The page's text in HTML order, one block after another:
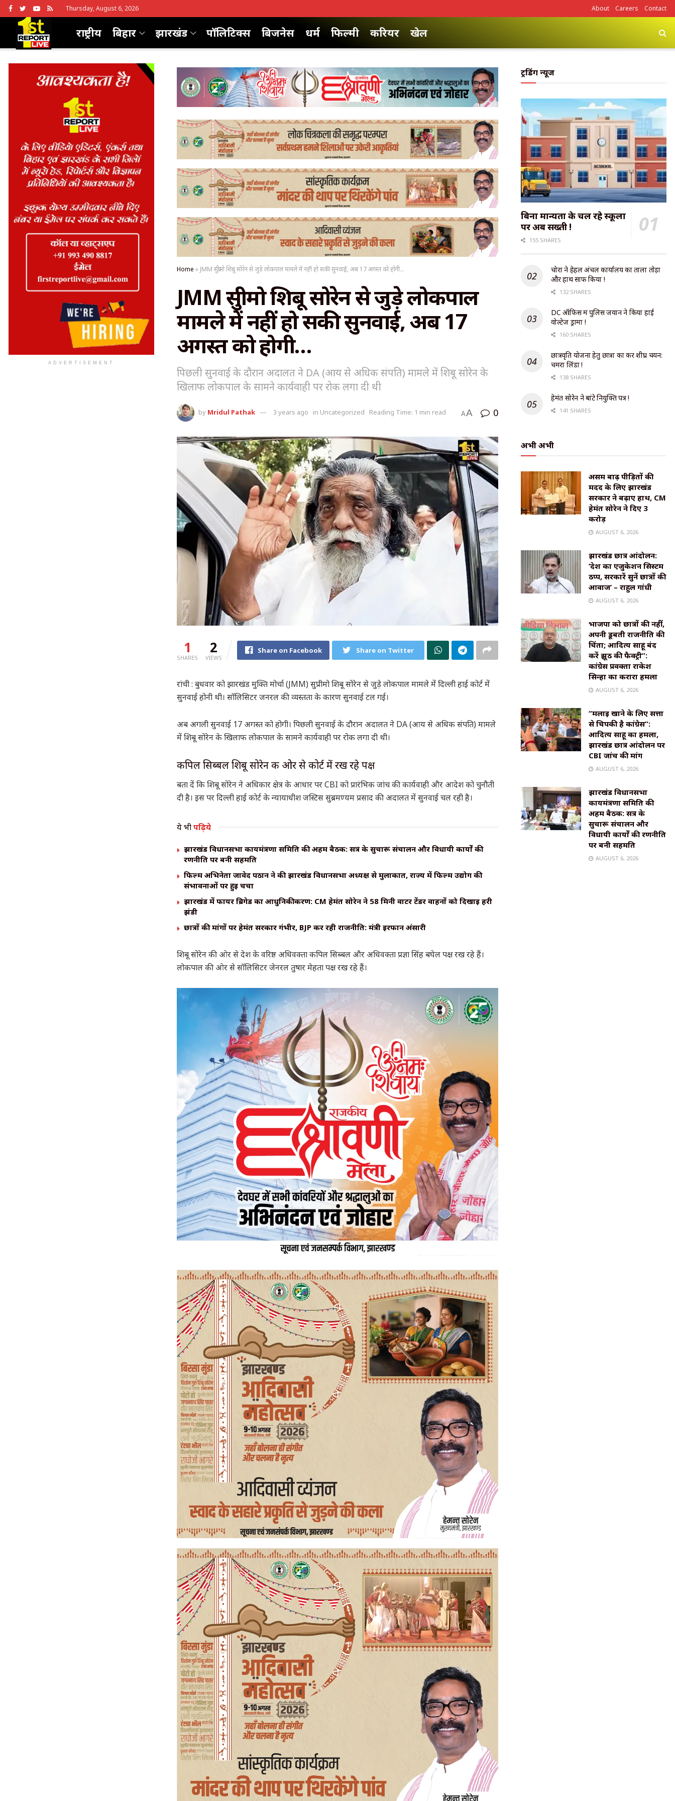
Thursday, August 6, 2026 About Careers Contact
राष्ट्रीय बिहार झारखंड पॉलिटिक्स बिजनेस धर्म फिल्मी करियर खेल
Home » JMM सुप्रीमो शिबू सोरेन से जुड़े लोकपाल मामले में नहीं हो सकी सुनवाई, अब 17 अगस्त को होगी…
JMM सुप्रीमो शिबू सोरेन से जुड़े लोकपाल
मामले में नहीं हो सकी सुनवाई, अब 17
अगस्त को होगी…
पिछली सुनवाई के दौरान अदालत ने DA (आय से अधिक संपति) मामले में शिबू सोरेन के
खिलाफ लोकपाल के सामने कार्यवाही पर रोक लगा दी थी
by Mridul Pathak 3 years ago in Uncategorized Reading Time: 1 min read AA 0
1
SHARES
2
VIEWS
Share on Facebook Share on Twitter
रांची : बुधवार को झारखंड मुक्ति मोर्चा (JMM) सुप्रीमो शिबू सोरेन से जुड़े लोकपाल मामले में दिल्ली हाई कोर्ट में
सुनवाई होनी थी। सॉलिसिटर जनरल की व्यस्तता के कारण सुनवाई टल गई।
अब अगली सुनवाई 17 अगस्त को होगी। पिछली सुनवाई के दौरान अदालत ने DA (आय से अधिक संपति) मामले
में शिबू सोरेन के खिलाफ लोकपाल के सामने कार्यवाही पर रोक लगा दी थी।
कपिल सिब्बल शिबू सोरेन की ओर से कोर्ट में रख रहे पक्ष
बता दें कि शिबू सोरेन ने अधिकार क्षेत्र के आधार पर CBI को प्रारंभिक जांच की कार्यवाही और आदेश को चुनौती
दी है। इस पर दिल्ली हाई कोर्ट के न्यायाधीश जस्टिस सुब्रमण्यम प्रसाद की अदालत में सुनवाई चल रही है।
ये भीपढ़िये
झारखंड विधानसभा कार्यमंत्रणा समिति की अहम बैठक: सत्र के सुचारू संचालन और विधायी कार्यों की
रणनीति पर बनी सहमति
फिल्म अभिनेता जावेद पठान ने की झारखंड विधानसभा अध्यक्ष से मुलाकात, राज्य में फिल्म उद्योग की
संभावनाओं पर हुई चर्चा
झारखंड में फायर ब्रिगेड का आधुनिकीकरण: CM हेमंत सोरेन ने 58 मिनी वाटर टेंडर वाहनों को दिखाई हरी
झंडी
छात्रों की मांगों पर हेमंत सरकार गंभीर, BJP कर रही राजनीति: मंत्री इरफान अंसारी
शिबू सोरेन की ओर से देश के वरिष्ठ अधिवक्ता कपिल सिब्बल और अधिवक्ता प्रज्ञा सिंह बघेल पक्ष रख रहे हैं।
लोकपाल की ओर से सॉलिसिटर जेनरल तुषार मेहता पक्ष रख रहे हैं।
ADVERTISEMENT
ट्रेंडिंग न्यूज
बिना मान्यता के चल रहे स्कूलों
पर अब सख्ती !
155 SHARES
चोरों ने हेहल अंचल कार्यालय का ताला तोड़ा
और हाथ साफ किया !
132 SHARES
DC ऑफिस में पुलिस जवान ने किया हाई
वोल्टेज ड्रामा !
160 SHARES
छात्रवृति योजना हेतु छात्रों का करें शीघ्र चयन:
चमरा लिंडा !
138 SHARES
हेमंत सोरेन ने बांटे नियुक्ति पत्र !
141 SHARES
अभी अभी
असम बाढ़ पीड़ितों की
मदद के लिए झारखंड
सरकार ने बढ़ाए हाथ, CM
हेमंत सोरेन ने दिए ₹3
करोड़
AUGUST 6, 2026
झारखंड छात्र आंदोलन:
‘देश का एजुकेशन सिस्टम
ठप्प, सरकारें सुनें छात्रों की
आवाज’ – राहुल गांधी
AUGUST 6, 2026
भाजपा को छात्रों की नहीं,
अपनी डूबती राजनीति की
चिंता; आदित्य साहू बंद
करें झूठ की फैक्ट्री”:
कांग्रेस प्रवक्ता राकेश
सिन्हा का करारा हमला
AUGUST 6, 2026
“मलाई खाने के लिए सत्ता
से चिपकी है कांग्रेस”:
आदित्य साहू का हमला,
झारखंड छात्र आंदोलन पर
CBI जांच की मांग
AUGUST 6, 2026
झारखंड विधानसभा
कार्यमंत्रणा समिति की
अहम बैठक: सत्र के
सुचारू संचालन और
विधायी कार्यों की रणनीति
पर बनी सहमति
AUGUST 6, 2026